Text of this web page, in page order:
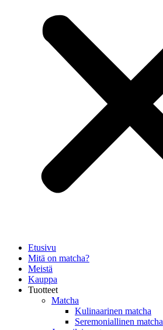
Etusivu
Mitä on matcha?
Meistä
Kauppa
Tuotteet
Matcha
Kulinaarinen matcha
Seremoniallinen matcha